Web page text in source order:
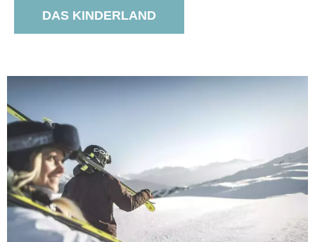
DAS KINDERLAND